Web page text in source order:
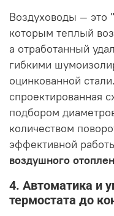
Воздуховоды — это
которым теплый
а отработанный
гибкими
оцинкованной
спроектированная
подбором
количеством
эффективной
воздушного
4. Автоматика и
термостата до